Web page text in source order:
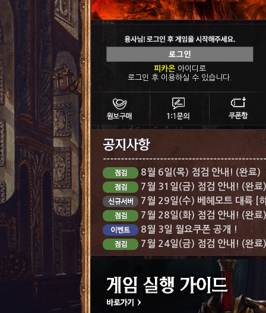
피카온아이디로
로그인 후 이용하실 수 있습니다.
8월 6일(목) 점검 안내! (완료)
7월 31일(금) 점검 안내! (완료)
7월 29일(수) 베헤모트 대륙 [
7월 28일(화) 점검 안내! (완료)
8월 3일 월요쿠폰 공개 !
7월 24일(금) 점검 안내! (완료)